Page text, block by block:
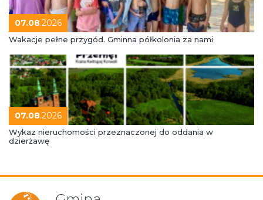
07.08.2026
Wakacje pełne przygód. Gminna półkolonia za nami
07.08.2026
Wykaz nieruchomości przeznaczonej do oddania w
dzierżawę